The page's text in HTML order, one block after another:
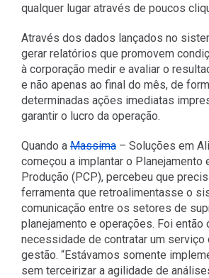
qualquer lugar através de poucos
Através dos dados lançados no
gerar relatórios que promovem
à corporação medir e avaliar o
e não apenas ao final do mês, de
determinadas ações imediatas
garantir o lucro da operação.
Quando a Massima– Soluções em
começou a implantar o Planejamento
Produção (PCP), percebeu que
ferramenta que retroalimentasse o
comunicação entre os setores de
planejamento e operações. Foi então
necessidade de contratar um serviço
gestão. “Estávamos somente
sem terceirizar a agilidade de